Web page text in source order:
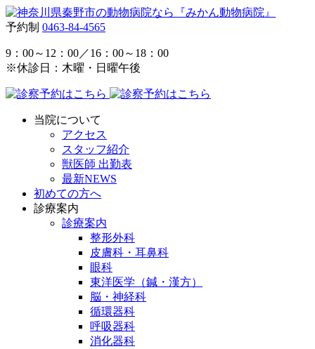
予約制 0463-84-4565
9：00～12：00／16：00～18：00
※休診日：木曜・日曜午後
当院について
アクセス
スタッフ紹介
獣医師 出勤表
最新NEWS
初めての方へ
診療案内
診療案内
整形外科
皮膚科・耳鼻科
眼科
東洋医学（鍼・漢方）
脳・神経科
循環器科
呼吸器科
消化器科